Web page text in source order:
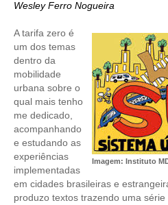
COMPOSIÇÃO
CONSELHOS ASSESSORES
PERSONALIDADES DA TECNOLOGIA
NÚCLEO DA MULHER ENGENHEIRA
TRANSPARÊNCIA
JURÍDICO
Wesley Ferro Nogueira
Imagem: Instituto
A tarifa zero é
um dos temas
dentro da
mobilidade
urbana sobre o
qual mais tenho
me dedicado,
acompanhando
e estudando as
experiências
implementadas
em cidades brasileiras e
produzo textos trazendo uma